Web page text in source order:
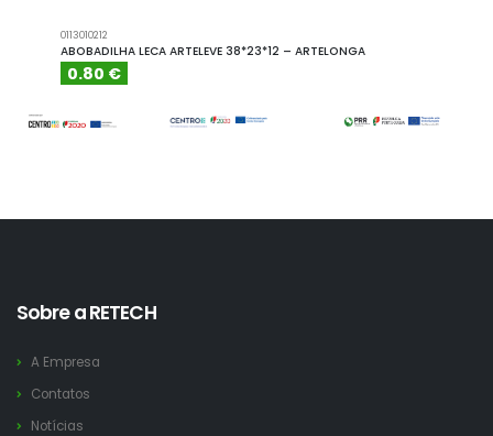
0113010212
ABOBADILHA LECA ARTELEVE 38*23*12 – ARTELONGA
0.80 €
Sobre a RETECH
A Empresa
Contatos
Notícias